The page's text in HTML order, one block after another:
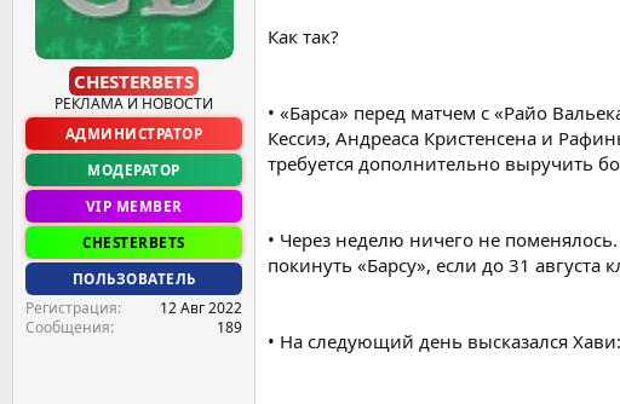
а
CHESTERBETS
РЕКЛАМА И НОВОСТИ
АДМИНИСТРАТОР
МОДЕРАТОР
VIP MEMBER
CHESTERBETS
ПОЛЬЗОВАТЕЛЬ
Регистрация
12 Авг 2022
Сообщения
189
Как так?
•‎ «Барса» перед матчем с «Райо
Кессиэ, Андреаса Кристенсена и
требуется дополнительно выручить
•‎ Через неделю ничего не
покинуть «Барсу», если до 31 августа
•‎ На следующий день высказался